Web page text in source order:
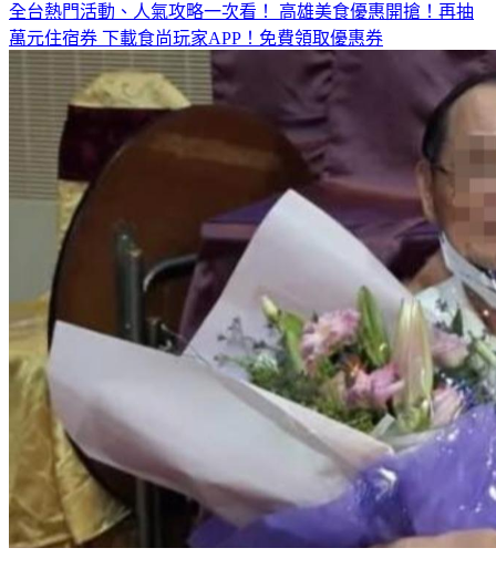
全台熱門活動、人氣攻略一次看！ 高雄美食優惠開搶！再抽
萬元住宿券 下載食尚玩家APP！免費領取優惠券